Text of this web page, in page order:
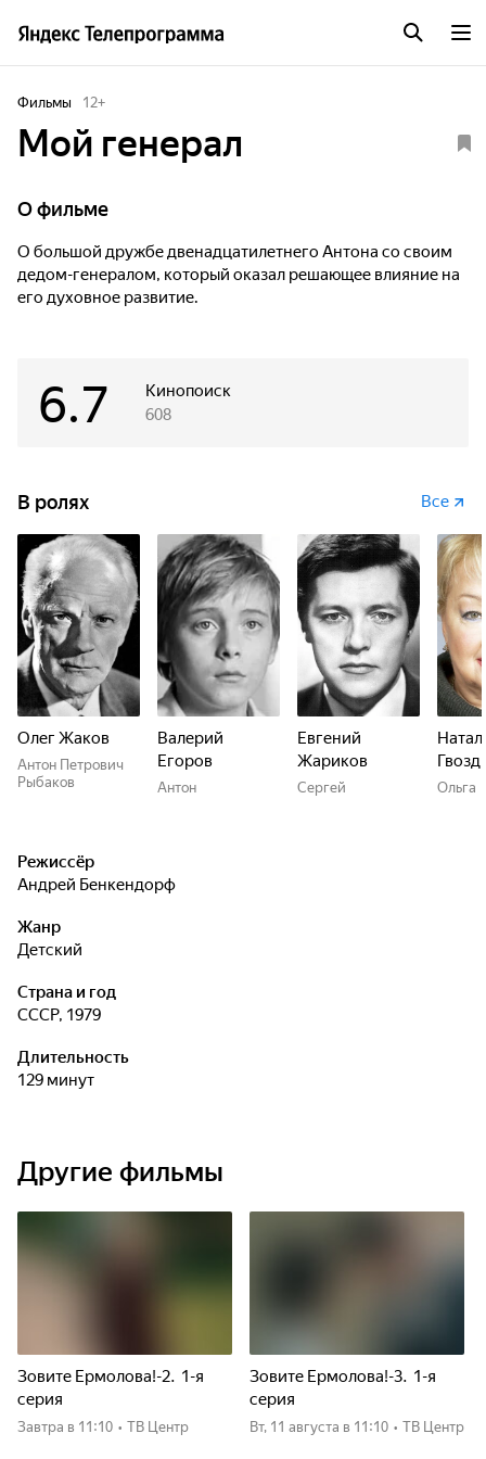
Фильмы 12+
Мой генерал
О фильме
О большой дружбе двенадцатилетнего Антона со своим
дедом-генералом, который оказал решающее влияние на
его духовное развитие.
Кинопоиск
6.7 608
В ролях Все
Олег Жаков
Антон Петрович
Рыбаков
Валерий
Егоров
Антон
Евгений
Жариков
Сергей Ольга
Режиссёр
Андрей Бенкендорф
Жанр
детский
Страна и год
СССР, 1979
Длительность
129 минут
Другие фильмы
Зовите Ермолова!-2. 1-я
серия
Завтра в 11:10 • ТВ Центр
Зовите Ермолова!-3. 1-я
серия
вт, 11 августа в 11:10 • ТВ Центр